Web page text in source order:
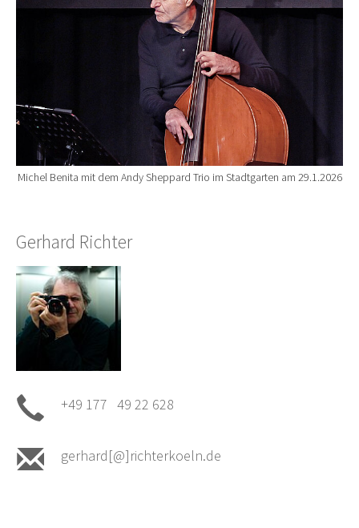
Michel Benita mit dem Andy Sheppard Trio im Stadtgarten am 29.1.2026
Gerhard Richter
+49 177 49 22 628
gerhard[@]richterkoeln.de